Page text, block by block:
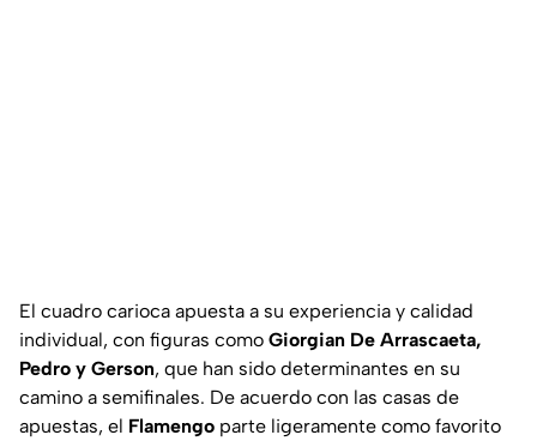
El cuadro carioca apuesta a su experiencia y calidad
individual, con figuras como Giorgian De Arrascaeta,
Pedro y Gerson, que han sido determinantes en su
camino a semifinales. De acuerdo con las casas de
apuestas, el Flamengo parte ligeramente como favorito